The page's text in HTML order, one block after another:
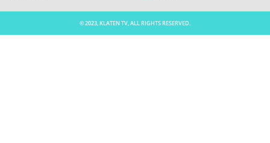
© 2023, KLATEN TV, ALL RIGHTS RESERVED.